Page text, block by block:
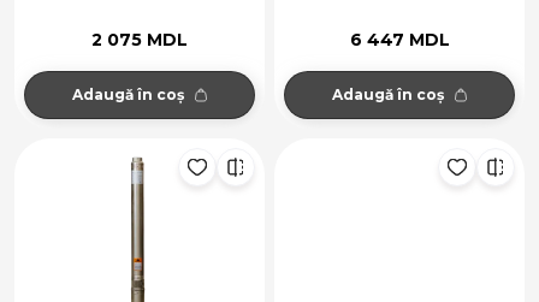
2 075 MDL
Adaugă în coș
6 447 MDL
Adaugă în coș